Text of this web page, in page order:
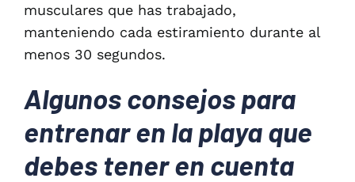
musculares que has trabajado,
manteniendo cada estiramiento durante al
menos 30 segundos.
Algunos consejos para
entrenar en la playa que
debes tener en cuenta